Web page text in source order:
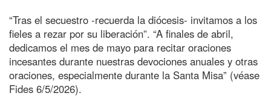
“Tras el secuestro -recuerda la diócesis- invitamos a los
fieles a rezar por su liberación”. “A finales de abril,
dedicamos el mes de mayo para recitar oraciones
incesantes durante nuestras devociones anuales y otras
oraciones, especialmente durante la Santa Misa” (véase
Fides 6/5/2026).